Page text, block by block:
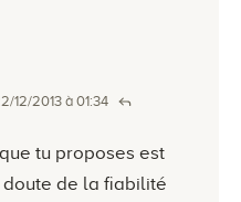
12/2013 à 01:34
tu proposes est
doute de la fiabilité